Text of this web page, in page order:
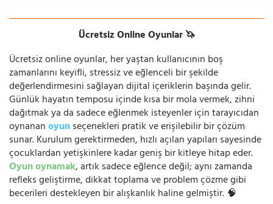
Ücretsiz Online Oyunlar 🦄
Ücretsiz online oyunlar, her yaştan kullanıcının boş
zamanlarını keyifli, stressiz ve eğlenceli bir şekilde
değerlendirmesini sağlayan dijital içeriklerin başında gelir.
Günlük hayatın temposu içinde kısa bir mola vermek, zihni
dağıtmak ya da sadece eğlenmek isteyenler için tarayıcıdan
oynananoyunseçenekleri pratik ve erişilebilir bir çözüm
sunar. Kurulum gerektirmeden, hızlı açılan yapıları sayesinde
çocuklardan yetişkinlere kadar geniş bir kitleye hitap eder.
Oyun oynamak, artık sadece eğlence değil; aynı zamanda
refleks geliştirme, dikkat toplama ve problem çözme gibi
becerileri destekleyen bir alışkanlık haline gelmiştir. 🧠